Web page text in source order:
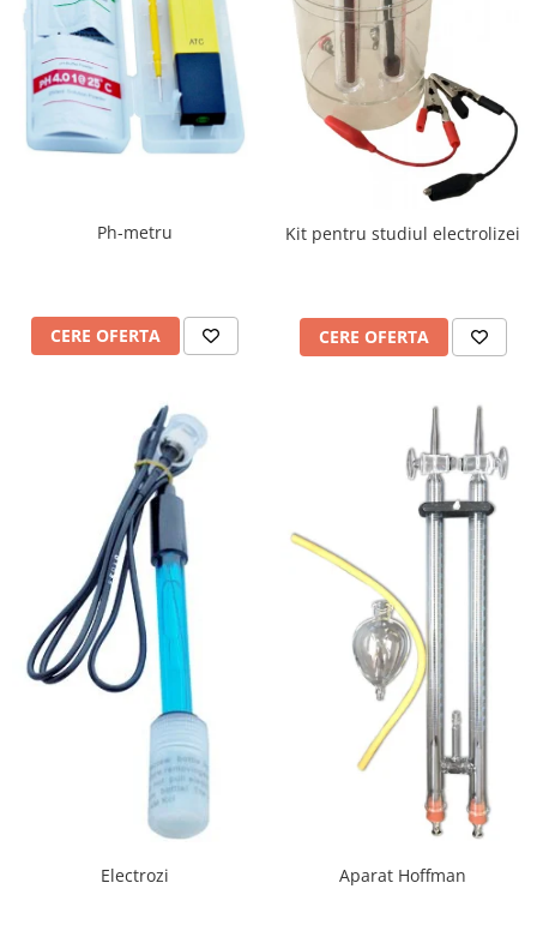
Accesorii
Panouri Afisare
Table magnetice din sticla
Ph-metru
CERE OFERTA
Kit pentru studiul electrolizei
CERE OFERTA
Electrozi Aparat Hoffman